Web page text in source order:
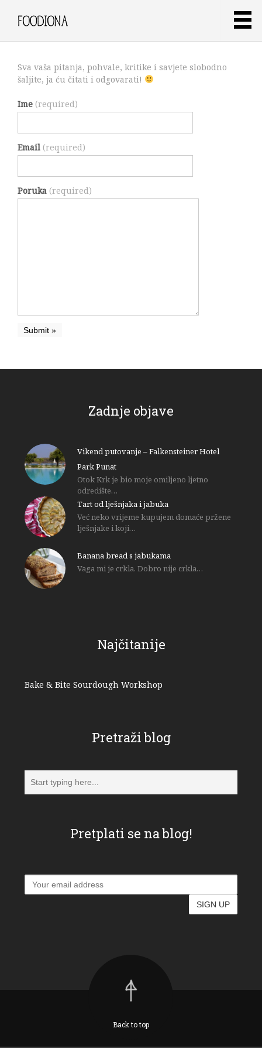
Sva vaša pitanja, pohvale, kritike i savjete slobodno
šaljite, ja ću čitati i odgovarati!
Ime (required)
Email (required)
Poruka (required)
Zadnje objave
Vikend putovanje – Falkensteiner Hotel
Park Punat
Otok Krk je bio moje omiljeno ljetno
odredište…
Tart od lješnjaka i jabuka
Već neko vrijeme kupujem domaće pržene
lješnjake i koji…
Banana bread s jabukama
Vaga mi je crkla. Dobro nije crkla…
Najčitanije
Bake & Bite Sourdough Workshop
Pretraži blog
Pretplati se na blog!
Back to top